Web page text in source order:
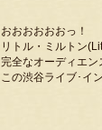
おおおおおおっ！
リトル・ミルトン
完全なオーディエン
この渋谷ライブ･イ